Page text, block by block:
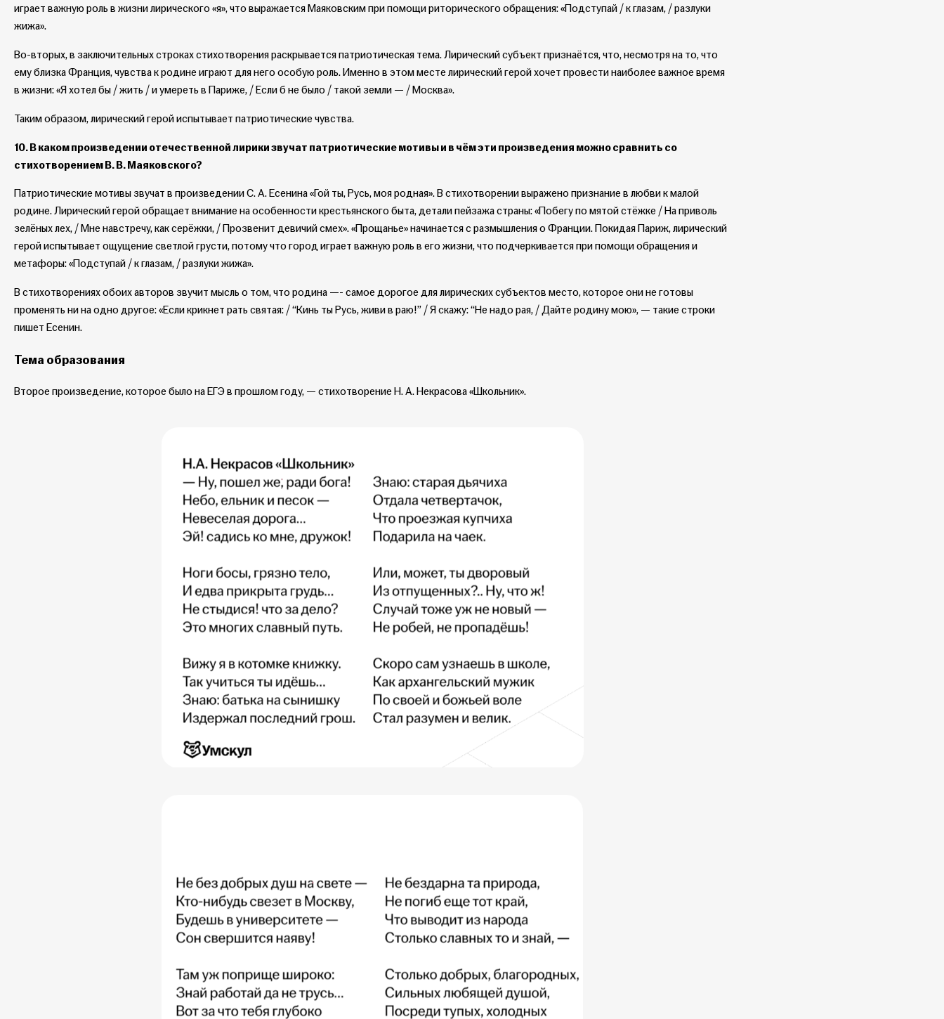
играет важную роль в жизни лирического «я», что выражается Маяковским при помощи риторического обращения: «Подступай / к глазам, / разлуки
жижа».
Во-вторых, в заключительных строках стихотворения раскрывается патриотическая тема. Лирический субъект признаётся, что, несмотря на то, что
ему близка Франция, чувства к родине играют для него особую роль. Именно в этом месте лирический герой хочет провести наиболее важное время
в жизни: «Я хотел бы / жить / и умереть в Париже, / Если б не было / такой земли — / Москва».
Таким образом, лирический герой испытывает патриотические чувства.
10. В каком произведении отечественной лирики звучат патриотические мотивы и в чём эти произведения можно сравнить со
стихотворением В. В. Маяковского?
Патриотические мотивы звучат в произведении С. А. Есенина «Гой ты, Русь, моя родная». В стихотворении выражено признание в любви к малой
родине. Лирический герой обращает внимание на особенности крестьянского быта, детали пейзажа страны: «Побегу по мятой стёжке / На приволь
зелёных лех, / Мне навстречу, как серёжки, / Прозвенит девичий смех». «Прощанье» начинается с размышления о Франции. Покидая Париж, лирический
герой испытывает ощущение светлой грусти, потому что город играет важную роль в его жизни, что подчеркивается при помощи обращения и
метафоры: «Подступай / к глазам, / разлуки жижа».
В стихотворениях обоих авторов звучит мысль о том, что родина —- самое дорогое для лирических субъектов место, которое они не готовы
променять ни на одно другое: «Если крикнет рать святая: / “Кинь ты Русь, живи в раю!” / Я скажу: “Не надо рая, / Дайте родину мою», — такие строки
пишет Есенин.
Тема образования
Второе произведение, которое было на ЕГЭ в прошлом году, — стихотворение Н. А. Некрасова «Школьник».